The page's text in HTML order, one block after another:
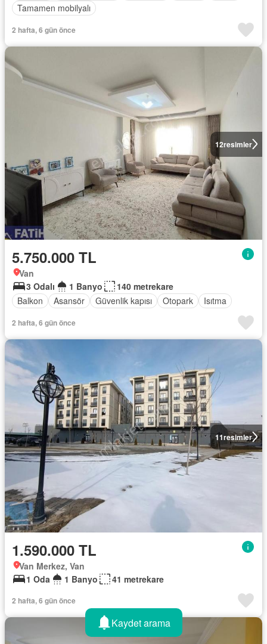
Tamamen mobilyalı
2 hafta, 6 gün önce
12resimler
5.750.000 TL
Van
3 Odalı
1 Banyo
140 metrekare
Balkon
Asansör Güvenlik kapısı Otopark Isıtma
2 hafta, 6 gün önce
11resimler
1.590.000 TL
Van Merkez, Van
1 Oda
1 Banyo 41 metrekare
2 hafta, 6 gün önce
Kaydet arama